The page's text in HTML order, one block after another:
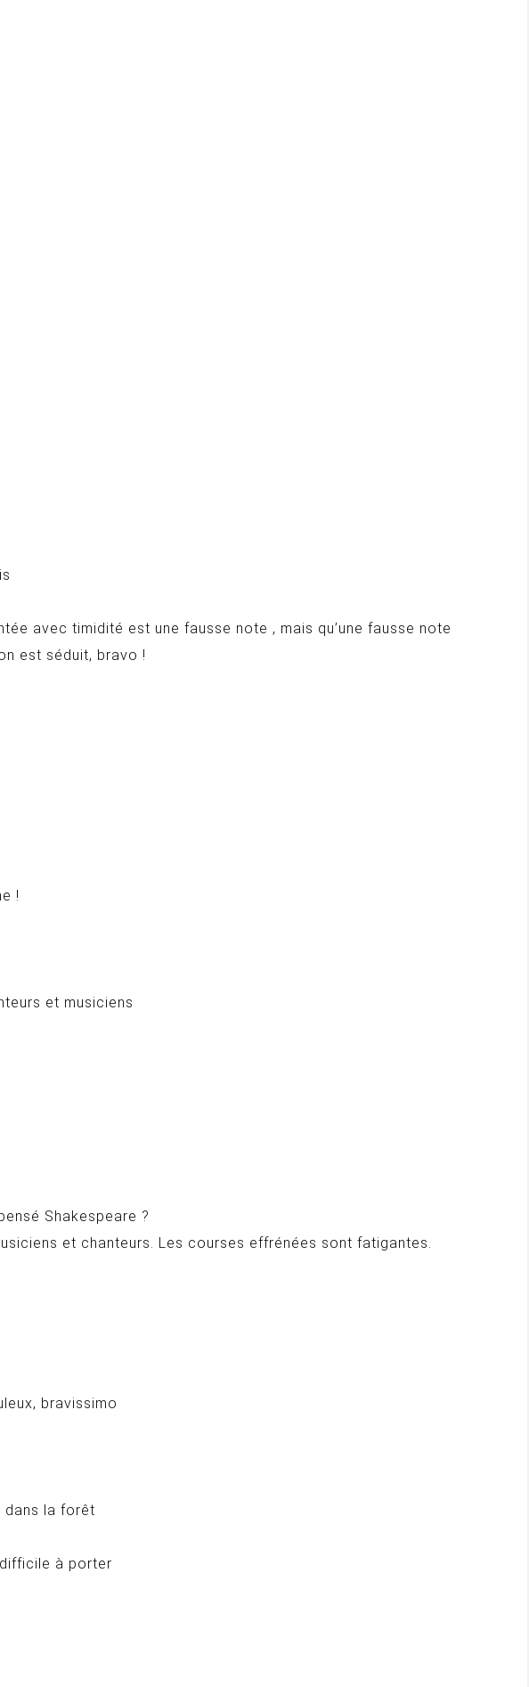
avec timidité est une fausse note , mais qu’une fausse note
est séduit, bravo !
!
et musiciens
Shakespeare ?
et chanteurs. Les courses effrénées sont fatigantes.
bravissimo
dans la forêt
à porter